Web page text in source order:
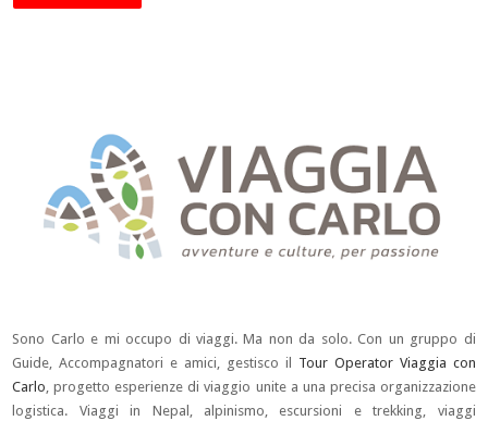
Sono Carlo e mi occupo di viaggi. Ma non da solo. Con un gruppo di
Guide, Accompagnatori e amici, gestisco il Tour Operator Viaggia con
Carlo, progetto esperienze di viaggio unite a una precisa organizzazione
logistica. Viaggi in Nepal, alpinismo, escursioni e trekking, viaggi